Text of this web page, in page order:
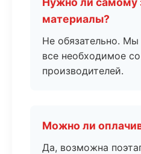
материалы?
Не обязательно.
все необходимое
производителей.
Можно ли
Да, возможна